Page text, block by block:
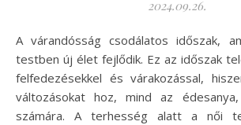
2024.09.26.
A várandósság csodálatos időszak, amely során a női
testben új élet fejlődik. Ez az időszak
felfedezésekkel és várakozással,
változásokat hoz, mind az
számára. A terhesség alatt a női